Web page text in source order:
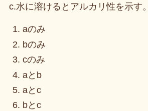
c.水に溶けるとアルカリ性を示す。
aのみ
bのみ
cのみ
aとb
aとc
bとc